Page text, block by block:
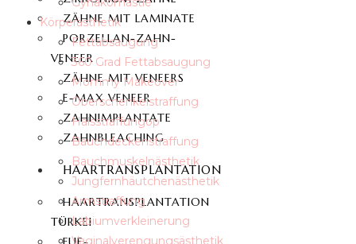
ZÄHNE MIT LAMINATE
PORZELLAN-ZAHN-
VENEER
ZÄHNE MIT VENEERS
E-MAX VENEER
ZAHNIMPLANTATE
ZAHNBLEACHING
HAARTRANSPLANTATION
HAARTRANSPLANTATION
TÜRKEI
Körperästhetik
Fettabsaugung
360 Grad Fettabsaugung
Mommy Makeover
Oberschenkelstraffung
Halsstraffungop
Bauchdeckenstraffung
Bauchmuskelnästhetik
Jungfernhäutchenästhetik
Armstraffung
Labiumverkleinerung
Vaginalverengungsästhetik